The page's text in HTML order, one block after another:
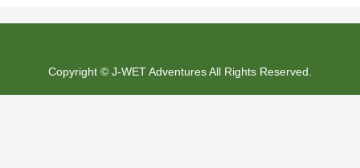
Copyright © J-WET Adventures All Rights Reserved.